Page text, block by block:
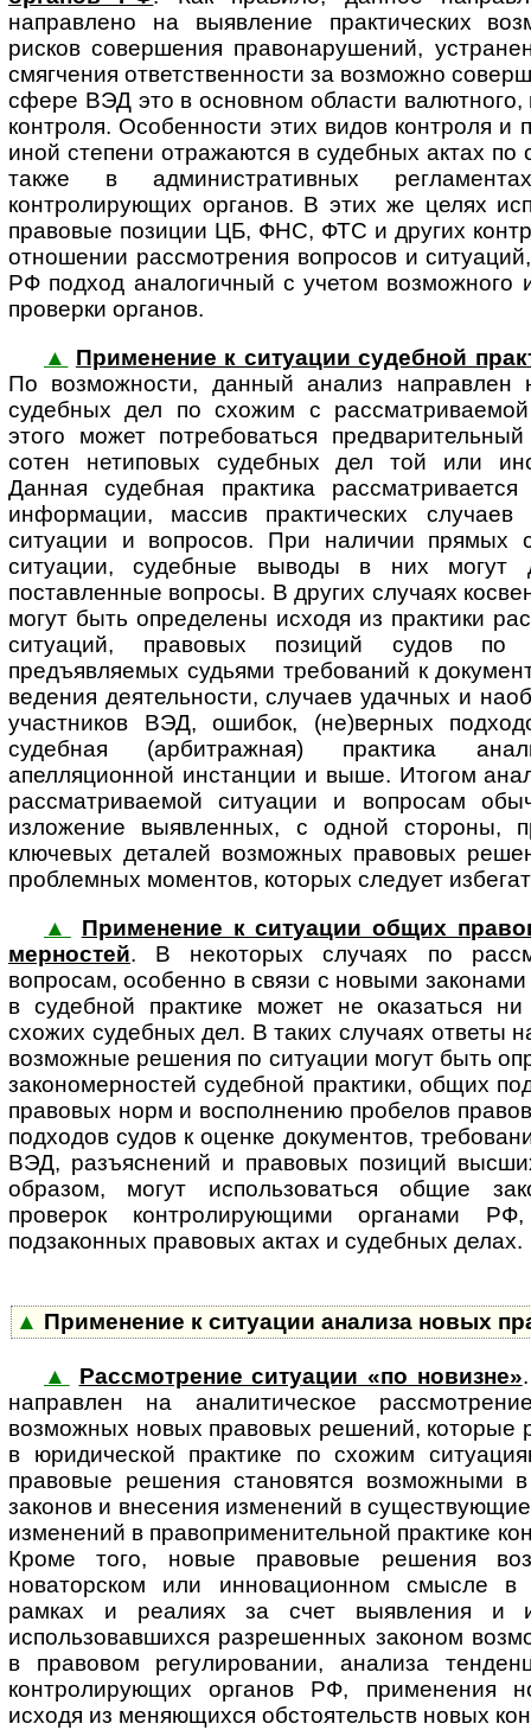
направлено на выявление практических
рисков совершения правонарушений,
смягчения ответственности за возможно
сфере ВЭД это в основном области валютного,
контроля. Особенности этих видов контроля и
иной степени отражаются в судебных актах
также в административных
контролирующих органов. В этих же целях
правовые позиции ЦБ, ФНС, ФТС и других
отношении рассмотрения вопросов и
РФ подход аналогичный с учетом возможного
проверки органов.
▲
Применение к ситуации судебной
По воз­мож­нос­ти, данный анализ направлен
судебных дел по схожим с
этого может потребоваться
сотен нетиповых судебных дел той или
Данная судебная практика
информации, массив практических
ситуации и вопросов. При наличии прямых
ситуации, судебные выводы в них могут
поставленные вопросы. В других случаях
могут быть определены исходя из практики
ситуаций, правовых позиций судов по
предъявляемых судьями требований к
ведения деятельности, случаев удачных и
участников ВЭД, ошибок, (не)верных
судебная (арбитражная) практика
апелляционной инстанции и выше. Итогом
рассматриваемой ситуации и вопросам
изложение выявленных, с одной стороны,
ключевых деталей возможных правовых
проблемных моментов, которых следует
▲
Применение к ситуации общих
мер­нос­тей. В некоторых случаях по
вопросам, особенно в связи с новыми
в судебной практике может не оказаться
схожих судебных дел. В таких случаях ответы
возможные решения по ситуации могут быть
закономерностей судебной практики, общих
правовых норм и восполнению пробелов
подходов судов к оценке документов,
ВЭД, разъяснений и правовых позиций
образом, могут использоваться общие
проверок контролирующими органами
подзаконных правовых актах и судебных делах.
▲ Применение к ситуации анализа новых
▲ Рассмотрение ситуации «по новизне»
на­п­рав­лен на аналитическое
возможных новых правовых решений, которые
в юридической практике по схожим
правовые решения становятся возможными
законов и внесения изменений в
изменений в правоприменительной практике
Кроме того, новые правовые решения
новаторском или инновационном смысле в
рамках и реалиях за счет выявления и
использовавшихся разрешенных законом
в правовом регулировании, анализа
контролирующих органов РФ, применения
исходя из меняющихся обстоятельств новых